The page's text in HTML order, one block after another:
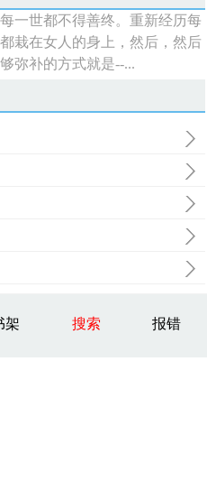
一世都不得善终。重新经历每
栽在女人的身上，然后，然后
弥补的方式就是--...
架 搜索 报错